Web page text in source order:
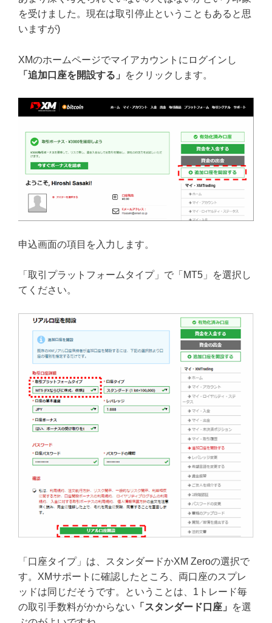
を受けました。現在は取引停止ということもあると思
いますが)
XMのホームページでマイアカウントにログインし
「追加口座を開設する」
をクリックします。
申込画面の項目を入力します。
「取引プラットフォームタイプ」で「MT5」を選択し
てください。
「口座タイプ」は、スタンダードかXM Zeroの選択で
す。XMサポートに確認したところ、両口座のスプレ
ッドは同じだそうです。ということは、1トレード毎
の取引手数料がかからない 「スタンダード口座」
を選